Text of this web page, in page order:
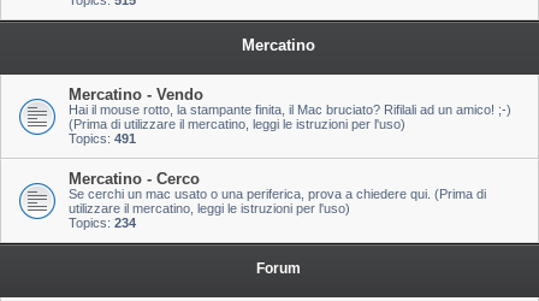
Mercatino
Mercatino - Vendo
Hai il mouse rotto, la stampante finita, il Mac bruciato? Rifilali ad un amico! ;-)
(Prima di utilizzare il mercatino, leggi le istruzioni per l'uso)
Topics: 491
Mercatino - Cerco
Se cerchi un mac usato o una periferica, prova a chiedere qui. (Prima di
utilizzare il mercatino, leggi le istruzioni per l'uso)
Topics: 234
Forum